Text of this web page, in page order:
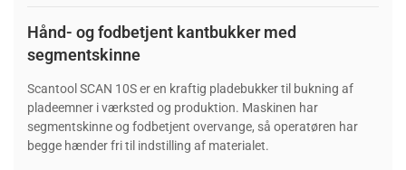
Hånd- og fodbetjent kantbukker med
segmentskinne
Scantool SCAN 10S er en kraftig pladebukker til bukning af
pladeemner i værksted og produktion. Maskinen har
segmentskinne og fodbetjent overvange, så operatøren har
begge hænder fri til indstilling af materialet.